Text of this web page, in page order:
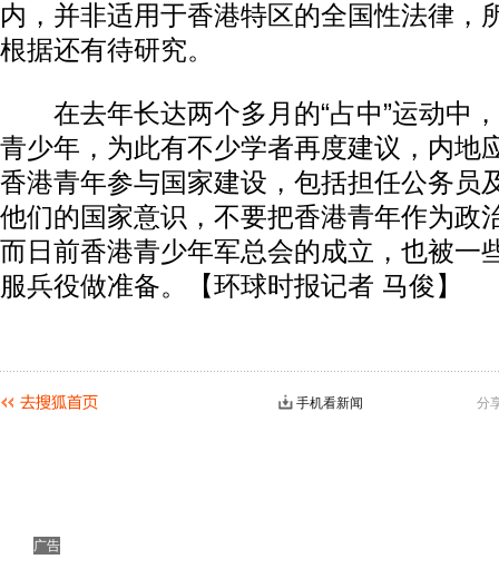
内，并非适用于香港特区的全国性法律，
根据还有待研究。
在去年长达两个多月的“占中”运动中
青少年，为此有不少学者再度建议，内地
香港青年参与国家建设，包括担任公务员
他们的国家意识，不要把香港青年作为政
而日前香港青少年军总会的成立，也被一
服兵役做准备。【环球时报记者 马俊】
分
手机看新闻
广告